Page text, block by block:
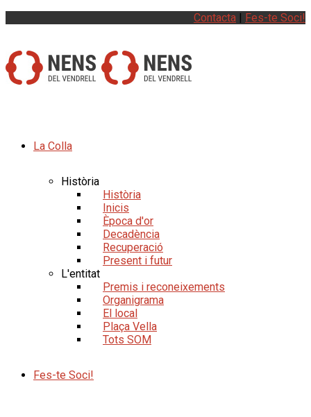
Contacta | Fes-te Soci!
La Colla
Història
Història
Inicis
Època d'or
Decadència
Recuperació
Present i futur
L'entitat
Premis i reconeixements
Organigrama
El local
Plaça Vella
Tots SOM
Fes-te Soci!